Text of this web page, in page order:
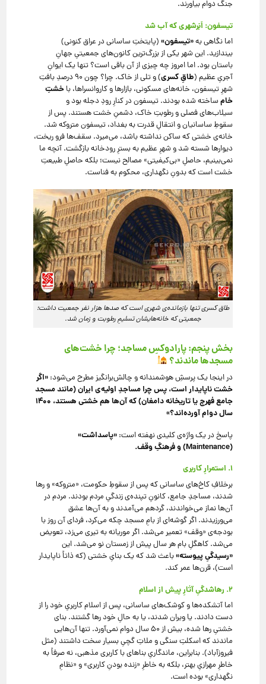
جنگ دوام بیاورند.
تیسفون: اَبَرشهری که آب شد
اما نگاهی به«تیسفون» (پایتختِ ساسانی در عراق کنونی)
بیندازید. این شهر یکی از بزرگ‌ترین کانون‌های جمعیتیِ جهانِ
باستان بود. اما امروز چه چیزی از آن باقی است؟ تنها یک ایوانِ
آجریِ عظیم (طاقِ کسری
) و تلی از خاک. چرا؟ چون ۹۰ درصدِ بافتِ
شهرِ تیسفون، خانه‌های مسکونی، بازارها و کاروانسراها، باخشتِ
خام ساخته شده بودند. تیسفون در کنارِ رودِ دجله بود و
سیلاب‌های فصلی و رطوبتِ خاک، دشمنِ خشت هستند. پس از
سقوطِ ساسانیان و انتقالِ قدرت به بغداد، تیسفون متروکه شد.
خانه‌ی خشتی که ساکن نداشته باشد، می‌میرد. سقف‌ها فرو ریخت،
دیوارها شسته شد و شهرِ عظیم به بسترِ رودخانه بازگشت. آنچه ما
نمی‌بینیم، حاصلِ «بی‌کیفیتی» مصالح نیست؛ بلکه حاصلِ طبیعتِ
خشت است که بدونِ نگهداری، محکوم به فناست.
طاق کسری تنها بازمانده‌ی شهری است که صدها هزار نفر جمعیت داشت؛
جمعیتی که خانه‌هایشان تسلیمِ رطوبت و زمان شد.
بخش پنجم: پارادوکسِ مساجد؛ چرا خشت‌های
مسجدها ماندند؟
در اینجا یک پرسشِ هوشمندانه و چالش‌برانگیز مطرح می‌شود:«اگر
خشت ناپایدار است، پس چرا مساجدِ اولیه‌ی ایران (مانند مسجد
جامع فهرج یا تاریخانه دامغان) که آن‌ها هم خشتی هستند، ۱۴۰۰
سال دوام آورده‌اند؟»
پاسخ در یک واژه‌ی کلیدی نهفته است:«پاسداشت»
(Maintenance) و فرهنگِ وقف.
۱. استمرارِ کاربری
برخلافِ کاخ‌های ساسانی که پس از سقوطِ حکومت، «متروکه» و رها
شدند، مساجدِ جامع، کانونِ تپنده‌ی زندگیِ مردم بودند. مردم در
آن‌ها نماز می‌خواندند، گردهم می‌آمدند و به آن‌ها عشق
می‌ورزیدند. اگر گوشه‌ای از بامِ مسجد چکه می‌کرد، فردای آن روز با
بودجه‌ی «وقف» تعمیر می‌شد. اگر موریانه به تیری می‌زد، تعویض
می‌شد. کاهگلِ بام هر سال پیش از زمستان نو می‌شد. این
«رسیدگیِ پیوسته»باعث شد که یک بنایِ خشتی (که ذاتاً ناپایدار
است)، قرن‌ها عمر کند.
۲. رهاشدگیِ آثارِ پیش از اسلام
اما آتشکده‌ها و کوشک‌های ساسانی، پس از اسلام کاربریِ خود را از
دست دادند. یا ویران شدند، یا به حالِ خود رها گشتند. بنای
خشتیِ رها شده، بیش از ۵۰ سال دوام نمی‌آورد. تنها آن‌هایی
ماندند که اسکلتِ سنگی و ملاتِ گچیِ بسیار سخت داشتند (مثل
فیروزآباد). بنابراین، ماندگاریِ بناهای با کاربری مذهبی، نه صرفاً به
خاطرِ مهرازیِ بهتر، بلکه به خاطرِ «زنده بودنِ کاربری» و «نظامِ
نگهداری» بوده است.